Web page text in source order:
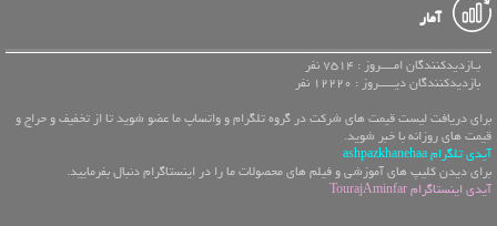
آمار
بـازدیدکنندگان امــــروز : 7514 نفر
بازدیدکنندگان دیـــــروز : 12220 نفر
برای دریافت لیست قیمت های شرکت در گروه تلگرام و واتساپ ما عضو شوید تا از تخفیف و حراج و
قیمت های روزانه با خبر شوید.
آیدی تلگرام ashpazkhanehaa
برای دیدن کلیپ های آموزشی و فیلم های محصولات ما را در اینستاگرام دنبال بفرمایید.
آیدی اینستاگرام TourajAminfar